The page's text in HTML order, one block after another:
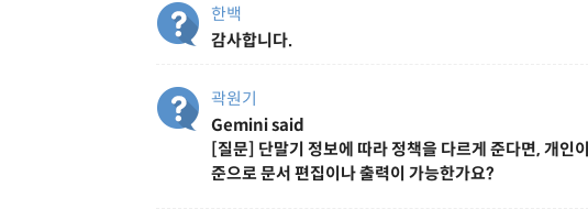
한백
감사합니다.
곽원기
Gemini said
[질문] 단말기 정보에 따라 정책을 다르게 준다면, 개인
준으로 문서 편집이나 출력이 가능한가요?